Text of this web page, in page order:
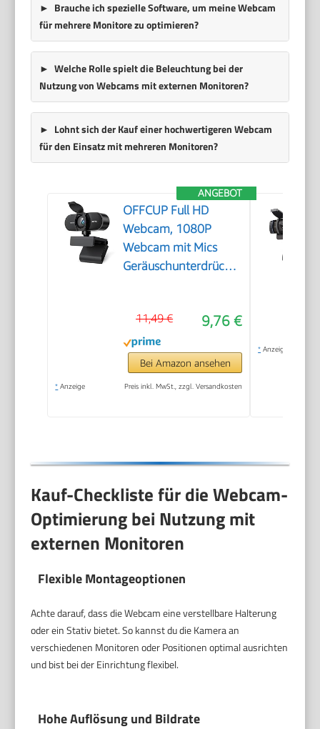
Brauche ich spezielle Software, um meine Webcam
für mehrere Monitore zu optimieren?
Welche Rolle spielt die Beleuchtung bei der
Nutzung von Webcams mit externen Monitoren?
Lohnt sich der Kauf einer hochwertigeren Webcam
für den Einsatz mit mehreren Monitoren?
ANGEBOT
OFFCUP Full HD
Webcam, 1080P
Webcam mit Mics
Geräuschunterdrückung,
Kamera für PC Laptop
für Live-Streaming
Videoanruf Konferenz
Online-Unterricht
9,76 €
11,49 €
Bei Amazon ansehen
* Anzeige Preis inkl. MwSt., zzgl. Versandkosten
* Anzeige
Kauf-Checkliste für die Webcam-
Optimierung bei Nutzung mit
externen Monitoren
Flexible Montageoptionen
Achte darauf, dass die Webcam eine verstellbare Halterung
oder ein Stativ bietet. So kannst du die Kamera an
verschiedenen Monitoren oder Positionen optimal ausrichten
und bist bei der Einrichtung flexibel.
Hohe Auflösung und Bildrate